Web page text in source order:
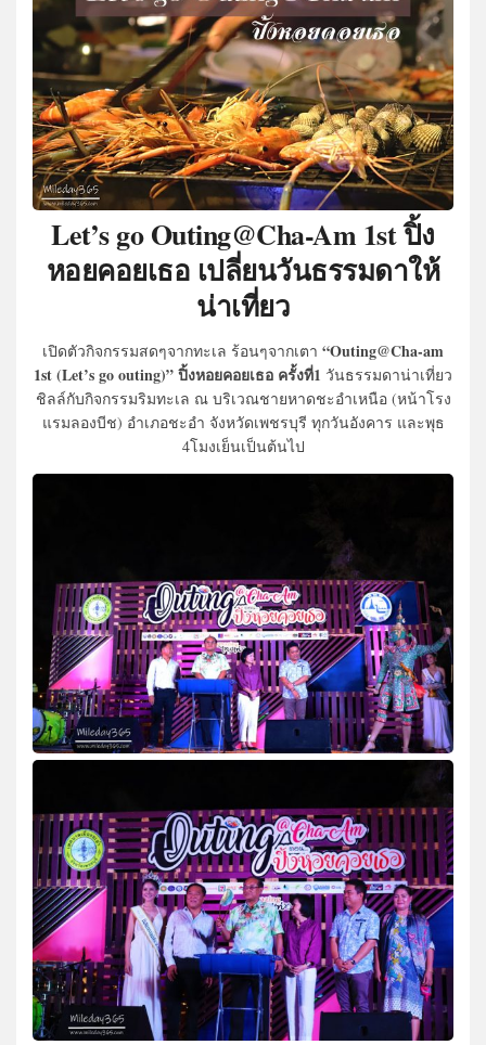
Let’s go Outing@Cha-Am 1st ปิ้ง
หอยคอยเธอ เปลี่ยนวันธรรมดาให้
น่าเที่ยว
เปิดตัวกิจกรรมสดๆจากทะเล ร้อนๆจากเตา “Outing@Cha-am
1st (Let’s go outing)” ปิ้งหอยคอยเธอ ครั้งที่1 วันธรรมดาน่าเที่ยว
ชิลล์กับกิจกรรมริมทะเล ณ บริเวณชายหาดชะอำเหนือ (หน้าโรง
แรมลองบีช) อำเภอชะอำ จังหวัดเพชรบุรี ทุกวันอังคาร และพุธ
4โมงเย็นเป็นต้นไป